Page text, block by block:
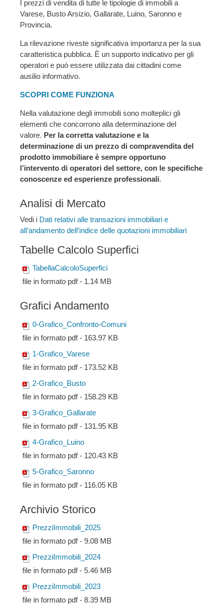
I prezzi di vendita di tutte le tipologie di immobili a
Varese, Busto Arsizio, Gallarate, Luino, Saronno e
Provincia.
La rilevazione riveste significativa importanza per la sua
caratteristica pubblica. È un supporto indicativo per gli
operatori e può essere utilizzata dai cittadini come
ausilio informativo.
SCOPRI COME FUNZIONA
Nella valutazione degli immobili sono molteplici gli
elementi che concorrono alla determinazione del
valore. Per la corretta valutazione e la
determinazione di un prezzo di compravendita del
prodotto immobiliare è sempre opportuno
l’intervento di operatori del settore, con le specifiche
conoscenze ed esperienze professionali.
Analisi di Mercato
Vedi i Dati relativi alle transazioni immobiliari e
all’andamento dell’indice delle quotazioni immobiliari
Tabelle Calcolo Superfici
TabellaCalcoloSuperfici
file in formato pdf - 1.14 MB
Grafici Andamento
0-Grafico_Confronto-Comuni
file in formato pdf - 163.97 KB
1-Grafico_Varese
file in formato pdf - 173.52 KB
2-Grafico_Busto
file in formato pdf - 158.29 KB
3-Grafico_Gallarate
file in formato pdf - 131.95 KB
4-Grafico_Luino
file in formato pdf - 120.43 KB
5-Grafico_Saronno
file in formato pdf - 116.05 KB
Archivio Storico
PrezziImmobili_2025
file in formato pdf - 9.08 MB
PrezziImmobili_2024
file in formato pdf - 5.46 MB
PrezziImmobili_2023
file in formato pdf - 8.39 MB